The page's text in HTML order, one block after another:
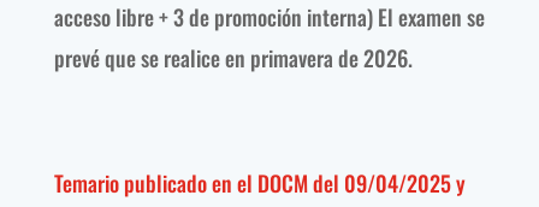
acceso libre + 3 de promoción interna) El examen se
prevé que se realice en primavera de 2026.
Temario publicado en el DOCM del 09/04/2025 y